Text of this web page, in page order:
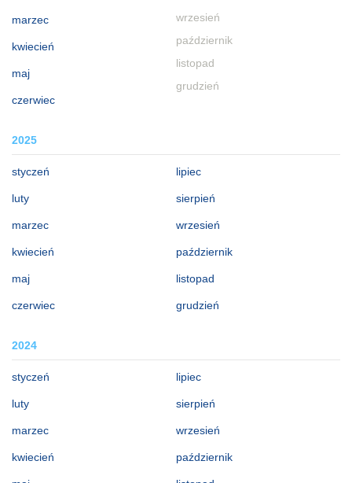
marzec
kwiecień
maj
czerwiec
wrzesień
październik
listopad
grudzień
2025
styczeń
luty
marzec
kwiecień
maj
czerwiec
lipiec
sierpień
wrzesień
październik
listopad
grudzień
2024
styczeń
luty
marzec
kwiecień
lipiec
sierpień
wrzesień
październik